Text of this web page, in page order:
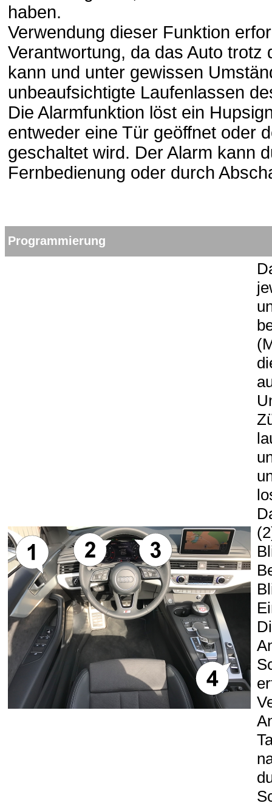
haben.
Verwendung dieser Funktion
Verantwortung, da das Auto
kann und unter gewissen
unbeaufsichtigte Laufenlassen
Die Alarmfunktion löst ein
entweder eine Tür geöffnet oder
geschaltet wird. Der Alarm kann
Fernbedienung oder durch
Programmierung